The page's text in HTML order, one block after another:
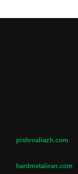
pishroaliazh.com
hardmetaliran.com